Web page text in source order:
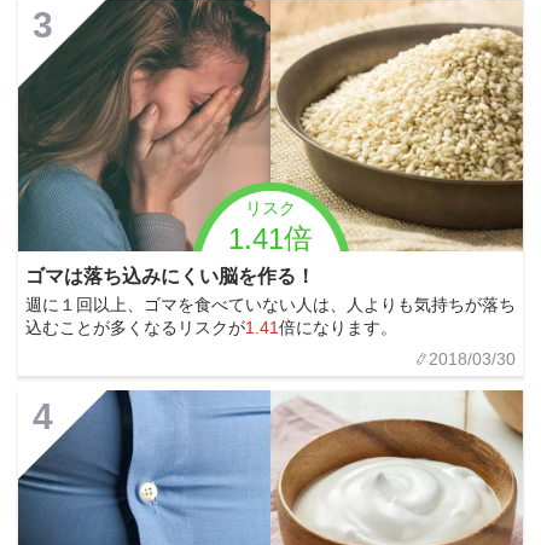
リスク
1.41倍
3
ゴマは落ち込みにくい脳を作る！
週に１回以上、ゴマを食べていない人は、人よりも気持ちが落ち
込むことが多くなるリスクが1.41倍になります。
2018/03/30
4